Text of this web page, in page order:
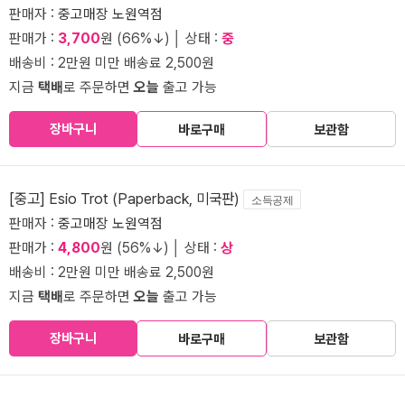
판매자 : 중고매장 노원역점
판매가 : 3,700원 (66%↓) │ 상태 : 중
배송비 : 2만원 미만 배송료 2,500원
지금 택배로 주문하면오늘 출고 가능
장바구니 바로구매 보관함
[중고] Esio Trot (Paperback, 미국판) 소득공제
판매자 : 중고매장 노원역점
판매가 : 4,800원 (56%↓) │ 상태 : 상
배송비 : 2만원 미만 배송료 2,500원
지금 택배로 주문하면오늘 출고 가능
장바구니 바로구매 보관함